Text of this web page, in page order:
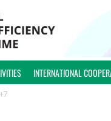
INTERNATIONAL